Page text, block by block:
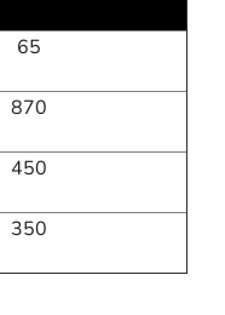
65
870
450
350